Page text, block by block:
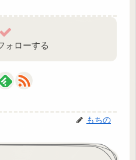
ォローする
もちの